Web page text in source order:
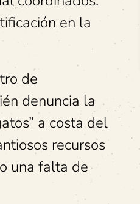
en la
de
denuncia la
a costa del
recursos
una falta de